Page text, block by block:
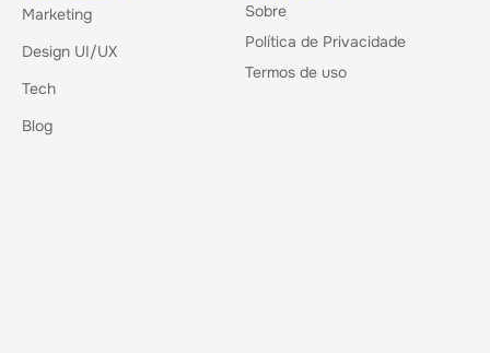
Marketing
Design UI/UX
Tech
Blog
Sobre
Política de Privacidade
Termos de uso